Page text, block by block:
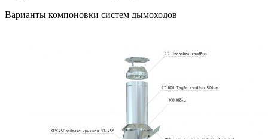
Варианты компоновки систем дымоходов